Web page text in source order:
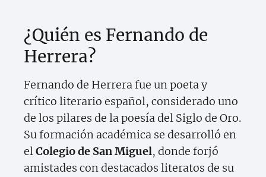
¿Quién es Fernando de
Herrera?
Fernando de Herrera fue un poeta y
crítico literario español, considerado uno
de los pilares de la poesía del Siglo de Oro.
Su formación académica se desarrolló en
elColegio de San Miguel, donde forjó
amistades con destacados literatos de su